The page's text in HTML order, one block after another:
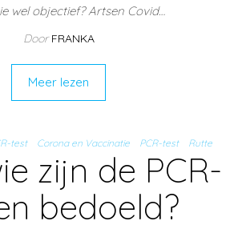
wel objectief? Artsen Covid…
Door FRANKA
Meer lezen
test Corona en Vaccinatie PCR-test Rutte
zijn de PCR-
bedoeld?